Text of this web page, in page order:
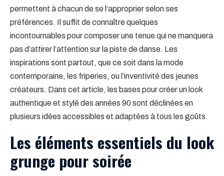
permettent à chacun de se l’approprier selon ses
préférences. Il suffit de connaître quelques
incontournables pour composer une tenue qui ne manquera
pas d’attirer l’attention sur la piste de danse. Les
inspirations sont partout, que ce soit dans la mode
contemporaine, les friperies, ou l’inventivité des jeunes
créateurs. Dans cet article, les bases pour créer un look
authentique et stylé des années 90 sont déclinées en
plusieurs idées accessibles et adaptées à tous les goûts.
Les éléments essentiels du look
grunge pour soirée